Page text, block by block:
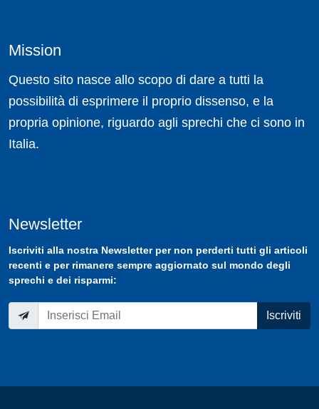
Mission
Questo sito nasce allo scopo di dare a tutti la
possibilità di esprimere il proprio dissenso, e la
propria opinione, riguardo agli sprechi che ci sono in
Italia.
Newsletter
Iscriviti alla nostra Newsletterper non perderti tutti gli articoli
recenti e per rimanere sempre aggiornato sul mondo degli
sprechi e dei risparmi:
Iscriviti